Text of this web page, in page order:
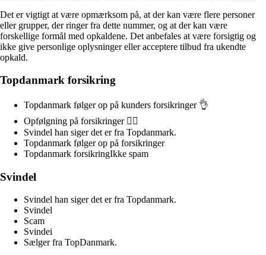
Det er vigtigt at være opmærksom på, at der kan være flere personer
eller grupper, der ringer fra dette nummer, og at der kan være
forskellige formål med opkaldene. Det anbefales at være forsigtig og
ikke give personlige oplysninger eller acceptere tilbud fra ukendte
opkald.
Topdanmark forsikring
Topdanmark følger op på kunders forsikringer 👌
Opfølgning på forsikringer 👍🏻
Svindel han siger det er fra Topdanmark.
Topdanmark følger op på forsikringer
Topdanmark forsikringIkke spam
Svindel
Svindel han siger det er fra Topdanmark.
Svindel
Scam
Svindei
Sælger fra TopDanmark.